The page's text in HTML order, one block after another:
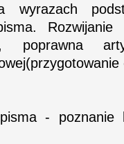
wyrazach
Rozwijanie
poprawna
-